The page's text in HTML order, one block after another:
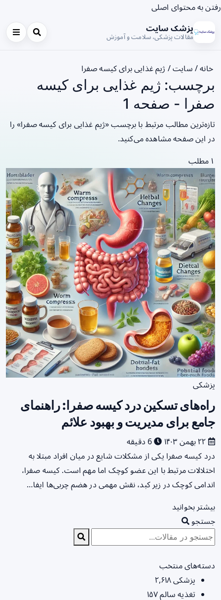
رفتن به محتوای اصلی
پزشک سایت
مقالات پزشکی، سلامت و آموزش
خانه/ سایت/ ژیم غذایی برای کیسه صفرا
برچسب: ژیم غذایی برای کیسه
صفرا - صفحه 1
تازه‌ترین مطالب مرتبط با برچسب «ژیم غذایی برای کیسه صفرا» را
در این صفحه مشاهده می‌کنید.
۱ مطلب
پزشکی
راه‌های تسکین درد کیسه صفرا: راهنمای
جامع برای مدیریت و بهبود علائم
6 دقیقه
درد کیسه صفرا یکی از مشکلات شایع در میان افراد مبتلا به
اختلالات مرتبط با این عضو کوچک اما مهم است. کیسه صفرا،
اندامی کوچک در زیر کبد، نقش مهمی در هضم چربی‌ها ایفا…
بیشتر بخوانید
جستجو
دسته‌های منتخب
پزشکی۲,۶۱۸
تغذیه سالم۱۵۷